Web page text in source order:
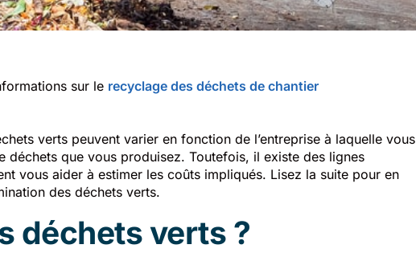
sur le recyclage des déchets de chantier
verts peuvent varier en fonction de l’entreprise à laquelle vous
déchets que vous produisez. Toutefois, il existe des lignes
vous aider à estimer les coûts impliqués. Lisez la suite pour en
des déchets verts.
déchets verts ?